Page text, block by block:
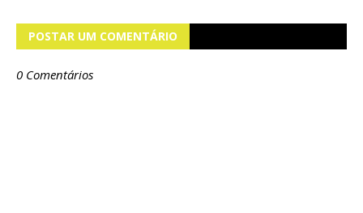
POSTAR UM COMENTÁRIO
0 Comentários